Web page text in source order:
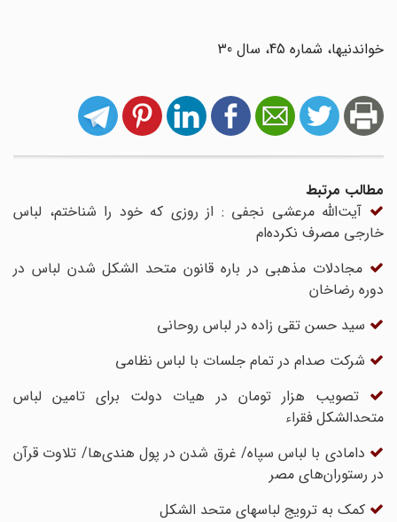
خواندنیها، شماره 45، سال 30‏
مطالب مرتبط
آیت‌الله مرعشی نجفی : از روزی که خود را شناختم، لباس
خارجی مصرف نکرده‌ام
مجادلات مذهبی در باره قانون متحد الشکل شدن لباس در
دوره رضاخان
سید حسن تقی زاده در لباس روحانی
شرکت صدام در تمام جلسات با لباس نظامی
تصویب هزار تومان در هیات دولت برای تامین لباس
متحدالشکل فقراء
دامادی با لباس سپاه/ غرق شدن در پول هندی‌ها/ تلاوت قرآن
در رستوران‌های مصر
کمک به ترویج لباسهای متحد الشکل